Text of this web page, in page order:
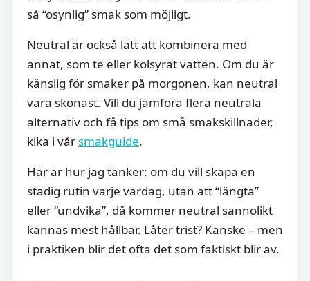
så “osynlig” smak som möjligt.
Neutral är också lätt att kombinera med
annat, som te eller kolsyrat vatten. Om du är
känslig för smaker på morgonen, kan neutral
vara skönast. Vill du jämföra flera neutrala
alternativ och få tips om små smakskillnader,
kika i vårsmakguide.
Här är hur jag tänker: om du vill skapa en
stadig rutin varje vardag, utan att “längta”
eller “undvika”, då kommer neutral sannolikt
kännas mest hållbar. Låter trist? Kanske – men
i praktiken blir det ofta det som faktiskt blir av.